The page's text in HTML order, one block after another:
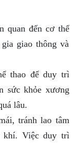
quan đến cơ thể
giao thông và
thao để duy trì
sức khỏe xương
lâu.
tránh lao tâm
khí. Việc duy trì